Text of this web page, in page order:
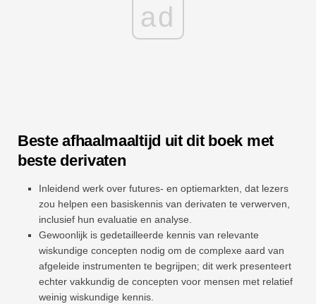
ad
Beste afhaalmaaltijd uit dit boek met
beste derivaten
Inleidend werk over futures- en optiemarkten, dat lezers
zou helpen een basiskennis van derivaten te verwerven,
inclusief hun evaluatie en analyse.
Gewoonlijk is gedetailleerde kennis van relevante
wiskundige concepten nodig om de complexe aard van
afgeleide instrumenten te begrijpen; dit werk presenteert
echter vakkundig de concepten voor mensen met relatief
weinig wiskundige kennis.